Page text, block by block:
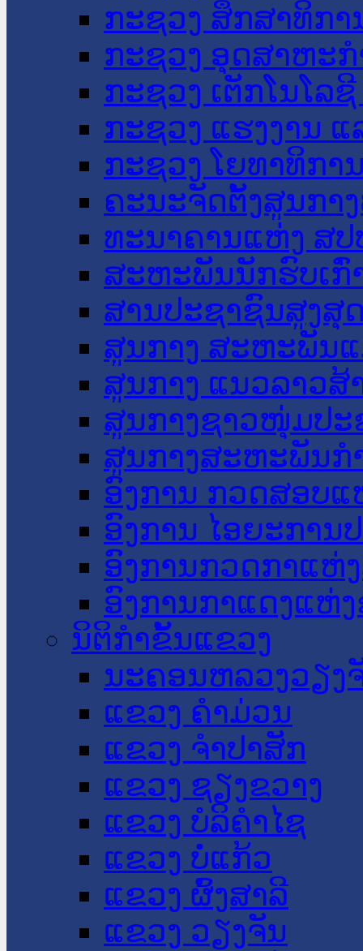
ກະຊວງ ສຶກສາທິກາ
ກະຊວງ ອຸດສາຫະ
ກະຊວງ ເຕັກໂນໂລ
ກະຊວງ ແຮງງານ
ກະຊວງ ໂຍທາທິກາ
ຄະນະຈັດຕັ້ງສູນກາ
ທະນາຄານແຫ່ງ ສປ
ສະຫະພັນນັກຮົບເກົ່
ສານປະຊາຊົນສູງສຸ
ສູນກາງ ສະຫະພັນ
ສູນກາງ ແນວລາວສ້
ສູນກາງຊາວໜຸ່ມປະ
ສູນກາງສະຫະພັນກ
ອົງການ ກວດສອບແ
ອົງການ ໄອຍະການ
ອົງການກວດກາແຫ່
ອົງການກາແດງແຫ່
ນິຕິກໍາຂັ້ນແຂວງ
ນະ​ຄອນ​ຫລວງວຽງ
ແຂວງ ຄໍາມ່ວນ
ແຂວງ ຈໍາປາສັກ
ແຂວງ ຊຽງຂວາງ
ແຂວງ ບໍລິຄໍາໄຊ
ແຂວງ ບໍ່ແກ້ວ
ແຂວງ ຜົ້ງສາລີ
ແຂວງ ວຽງຈັນ